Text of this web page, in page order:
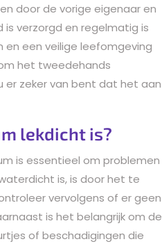
door de vorige eigenaar en
verzorgd en regelmatig is
een veilige leefomgeving
het tweedehands
zeker van bent dat het aan
lekdicht is?
is essentieel om problemen
is, is door het te
vervolgens of er geen
is het belangrijk om de
of beschadigingen die